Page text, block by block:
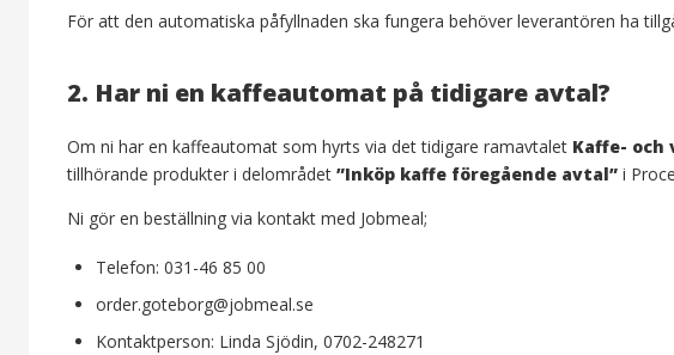
För att den automatiska påfyllnaden ska fungera behöver leverantören ha
2. Har ni en kaffeautomat på tidigare avtal?
Om ni har en kaffeautomat som hyrts via det tidigare ramavtalet Kaffe- och
tillhörande produkter i delområdet ”Inköp kaffe föregående avtal” i
Ni gör en beställning via kontakt med Jobmeal;
Telefon: 031-46 85 00
order.goteborg@jobmeal.se
Kontaktperson: Linda Sjödin, 0702-248271